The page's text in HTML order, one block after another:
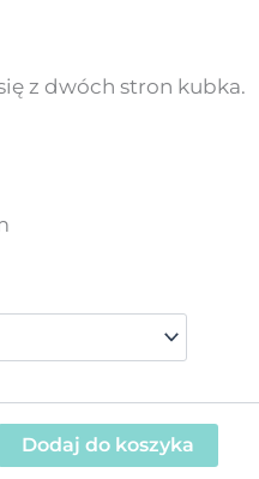
z dwóch stron kubka.
Dodaj do koszyka